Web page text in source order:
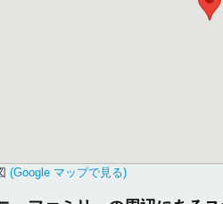
(Google マップで見る)